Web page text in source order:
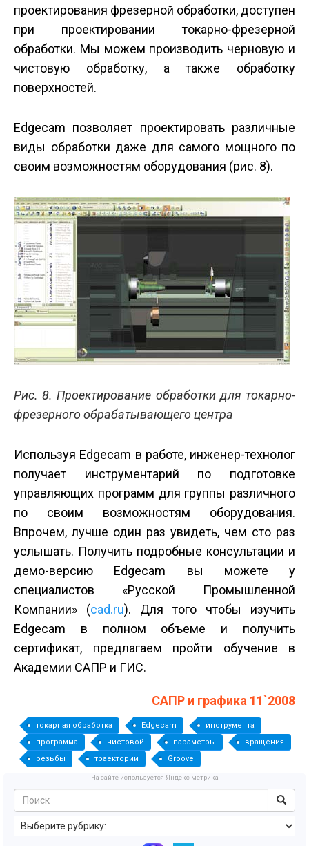
проектирования фрезерной обработки, доступен
при проектировании токарно-фрезерной
обработки. Мы можем производить черновую и
чистовую обработку, а также обработку
поверхностей.
Edgecam позволяет проектировать различные
виды обработки даже для самого мощного по
своим возможностям оборудования (рис. 8).
Рис. 8. Проектирование обработки для токарно-
фрезерного обрабатывающего центра
Используя Edgecam в работе, инженер-технолог
получает инструментарий по подготовке
управляющих программ для группы различного
по своим возможностям оборудования.
Впрочем, лучше один раз увидеть, чем сто раз
услышать. Получить подробные консультации и
демо-версию Edgecam вы можете у
специалистов «Русской Промышленной
Компании» (cad.ru). Для того чтобы изучить
Edgecam в полном объеме и получить
сертификат, предлагаем пройти обучение в
Академии САПР и ГИС.
САПР и графика 11`2008
токарная обработка Edgecam
инструмента
программа
чистовой параметры
вращения
резьбы
траектории Groove
На сайте используется Яндекс метрика